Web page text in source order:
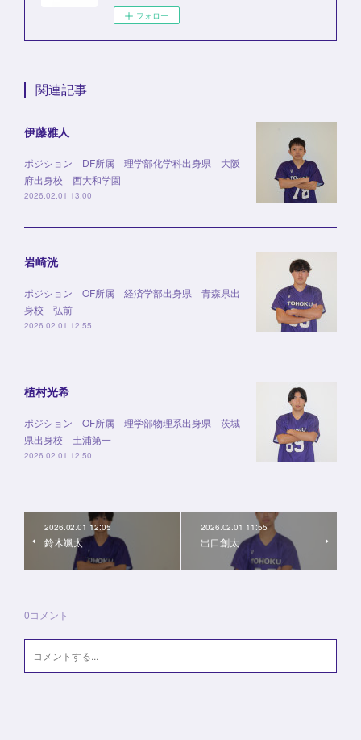
フォロー
関連記事
伊藤雅人
ポジション DF所属 理学部化学科出身県 大阪
府出身校 西大和学園
2026.02.01 13:00
岩崎洸
ポジション OF所属 経済学部出身県 青森県出
身校 弘前
2026.02.01 12:55
植村光希
ポジション OF所属 理学部物理系出身県 茨城
県出身校 土浦第一
2026.02.01 12:50
2026.02.01 12:05
鈴木颯太
2026.02.01 11:55
出口創太
0コメント